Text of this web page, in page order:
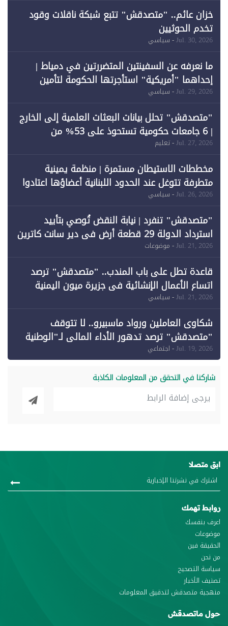
خزان عائم.. "متصدقش" تتبع شبكة ناقلات وقود
تخدم الحوثيين
Jul. 30, 2026- سياسي
ما نعرفه عن السفينتين المتضررتين في دمياط |
إحداهما "أمريكية" استأجرتها الحكومة لتأمين
احتياجات الطاقة
Jul. 29, 2026- سياسي
"متصدقش" تحلل بيانات البعثات العلمية إلى الخارج
| 6 جامعات حكومية تستحوذ على 53% من
Jul. 27, 2026- تعليم
مخططات الاستيطان مستمرة | منظمة يمينية
متطرفة تتوغل عند الحدود اللبنانية أعضاؤها اعتادوا
خرق الحدود
Jul. 26, 2026- سياسي
"متصدقش" تنفرد | نيابة النقض تُوصي بتأييد
استرداد الدولة 29 قطعة أرض في دير سانت كاترين
وقبول طعن الحكومة جزئيًا (1)
Jul. 21, 2026- موضوعات
قاعدة تطل على باب المندب.. "متصدقش" ترصد
اتساع الأعمال الإنشائية في جزيرة ميون اليمنية
Jul. 21, 2026- سياسي
شكاوى العاملين ورواد ماسبيرو.. لا تتوقف
"متصدقش" ترصد تدهور الأداء المالي لـ"الوطنية
للإعلام"
Jul. 19, 2026- اجتماعي
شاركنا في التحقق من المعلومات الكاذبة
ابق متصلا
روابط تهمك
اعرف بنفسك
موضوعات
الحقيقة فين
من نحن
سياسة التصحيح
تصنيف الأخبار
منهجية متصدقش لتدقيق المعلومات
حول ماتصدقش